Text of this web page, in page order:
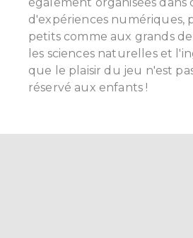
d'expériences numériques,
petits comme aux grands
les sciences naturelles et
que le plaisir du jeu n'est
réservé aux enfants !